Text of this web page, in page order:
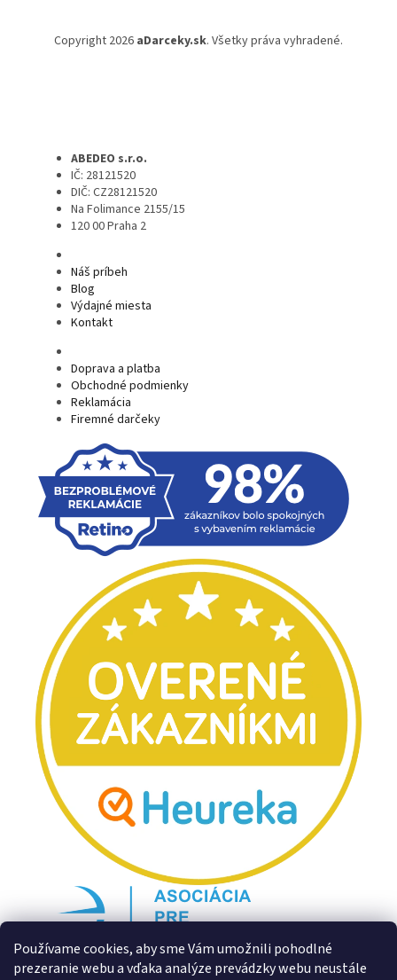
Používame cookies, aby sme Vám umožnili pohodlné
prezeranie webu a vďaka analýze prevádzky webu neustále
Copyright 2026 aDarceky.sk. Všetky práva vyhradené.
ABEDEO s.r.o.
IČ: 28121520
DIČ: CZ28121520
Na Folimance 2155/15
120 00 Praha 2
Náš príbeh
Blog
Výdajné miesta
Kontakt
Doprava a platba
Obchodné podmienky
Reklamácia
Firemné darčeky